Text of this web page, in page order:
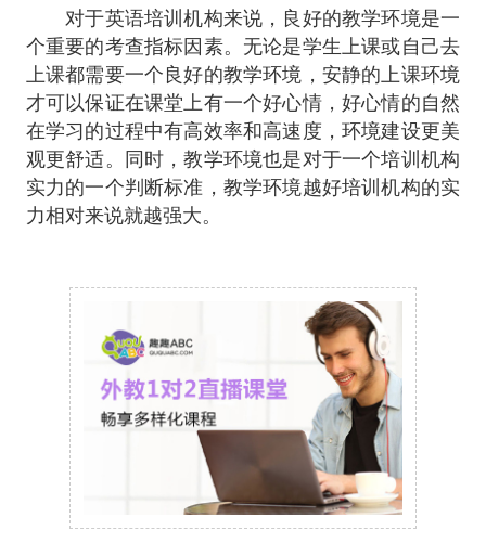
对于英语培训机构来说，良好的教学环境是一
个重要的考查指标因素。无论是学生上课或自己去
上课都需要一个良好的教学环境，安静的上课环境
才可以保证在课堂上有一个好心情，好心情的自然
在学习的过程中有高效率和高速度，环境建设更美
观更舒适。同时，教学环境也是对于一个培训机构
实力的一个判断标准，教学环境越好培训机构的实
力相对来说就越强大。